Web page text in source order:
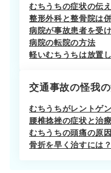
むちうちの症状の伝
整形外科と整骨院は
病院が事故患者を受
病院の転院の方法
軽いむちうちは放置
交通事故の怪我
むちうちがレントゲ
腰椎捻挫の症状と治療
むちうちの頭痛の原
骨折を早く治すには？